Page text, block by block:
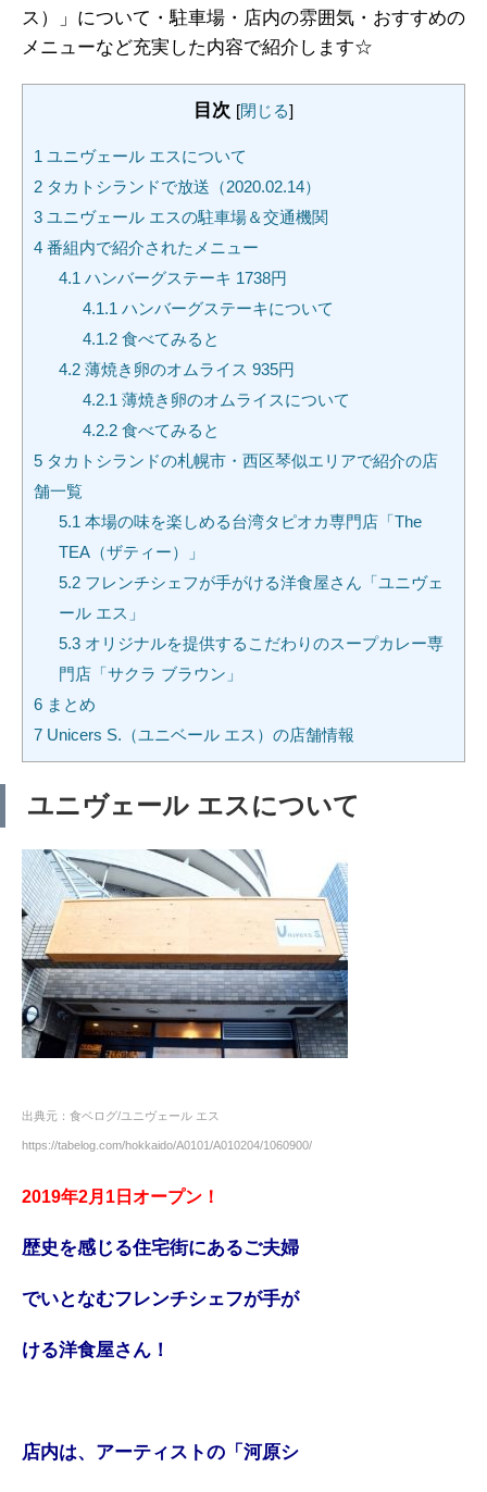
ス）」について・駐車場・店内の雰囲気・おすすめの
メニューなど充実した内容で紹介します☆
目次 [閉じる]
1 ユニヴェール エスについて
2 タカトシランドで放送（2020.02.14）
3 ユニヴェール エスの駐車場＆交通機関
4 番組内で紹介されたメニュー
4.1 ハンバーグステーキ 1738円
4.1.1 ハンバーグステーキについて
4.1.2 食べてみると
4.2薄焼き卵のオムライス 935円
4.2.1 薄焼き卵のオムライスについて
4.2.2 食べてみると
5 タカトシランドの札幌市・西区琴似エリアで紹介の店
舗一覧
5.1 本場の味を楽しめる台湾タピオカ専門店「The
TEA（ザティー）」
5.2フレンチシェフが手がける洋食屋さん「ユニヴェ
ール エス」
5.3オリジナルを提供するこだわりのスープカレー専
門店「サクラ ブラウン」
6 まとめ
7 Unicers S.（ユニベール エス）の店舗情報
ユニヴェール エスについて
出典元：食ベログ/ユニヴェール エス
https://tabelog.com/hokkaido/A0101/A010204/1060900/
2019年2月1日オープン！
歴史を感じる住宅街にあるご夫婦
でいとなむフレンチシェフが手が
ける洋食屋さん！
店内は、アーティストの「河原シ